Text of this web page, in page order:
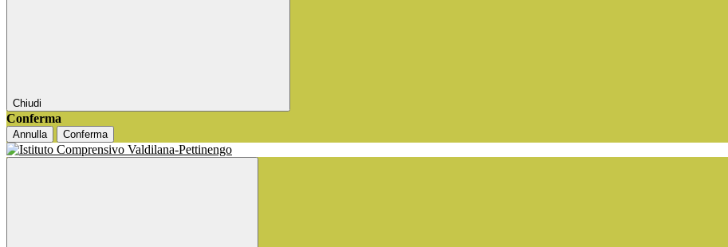
Chiudi
Conferma
Annulla Conferma